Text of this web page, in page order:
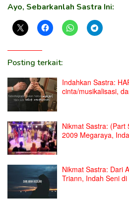
Ayo, Sebarkanlah Sastra Ini:
Posting terkait:
Indahkan Sastra:
cinta/musikalisasi,
Nikmat Sastra: (Part
2009 Megaraya,
Nikmat Sastra: Dari
Triann, Indah Seni di